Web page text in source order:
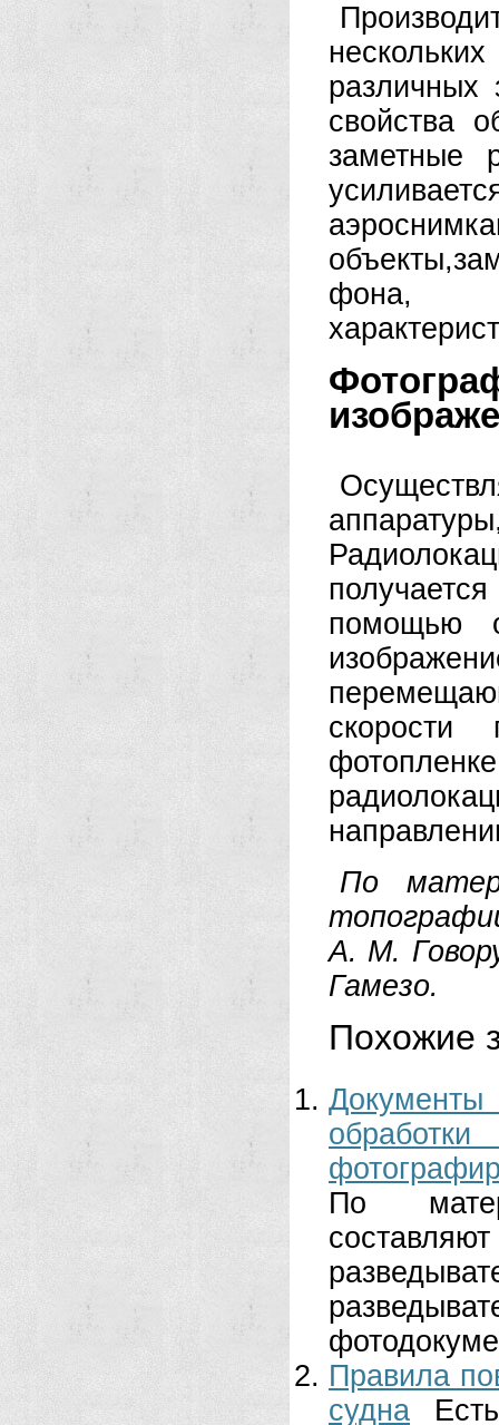
различных
свойства
заметные
фона,
помощью
По
А. М.
Гамезо.
Похожие
По
Правила
судна